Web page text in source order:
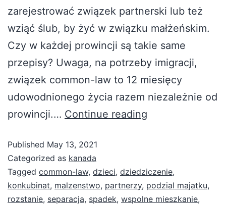
zarejestrować związek partnerski lub też
wziąć ślub, by żyć w związku małżeńskim.
Czy w każdej prowincji są takie same
przepisy? Uwaga, na potrzeby imigracji,
związek common-law to 12 miesięcy
udowodnionego życia razem niezależnie od
prowincji.… Continue reading
Published May 13, 2021
Categorized as kanada
Tagged common-law, dzieci, dziedziczenie,
konkubinat, malzenstwo, partnerzy, podzial majatku,
rozstanie, separacja, spadek, wspolne mieszkanie,